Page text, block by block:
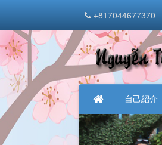
自己紹介
+817044677370